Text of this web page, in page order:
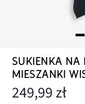
SUKIENKA NA
MIESZANKI
249,99 zł